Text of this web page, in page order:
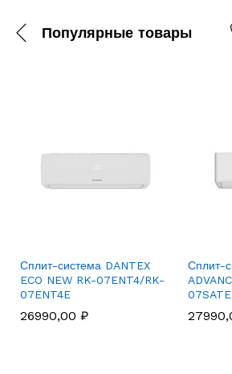
Популярные товары
Сплит-система DANTEX
ECO NEW RK-07ENT4/RK-
07ENT4E
26990,00 ₽
Сплит-
07SATE